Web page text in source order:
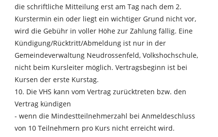
die schriftliche Mitteilung erst am Tag nach dem 2.
Kurstermin ein oder liegt ein wichtiger Grund nicht vor,
wird die Gebühr in voller Höhe zur Zahlung fällig. Eine
Kündigung/Rücktritt/Abmeldung ist nur in der
Gemeindeverwaltung Neudrossenfeld, Volkshochschule,
nicht beim Kursleiter möglich. Vertragsbeginn ist bei
Kursen der erste Kurstag.
10. Die VHS kann vom Vertrag zurücktreten bzw. den
Vertrag kündigen
- wenn die Mindestteilnehmerzahl bei Anmeldeschluss
von 10 Teilnehmern pro Kurs nicht erreicht wird.